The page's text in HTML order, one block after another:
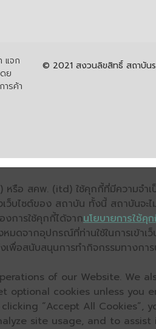
แจก
ย
ารค้า
© 2021 สงวนลิขสิทธิ์ สถาบันร
หรือ สคพ. (itd) ใช้คุกกี้ที่มีความจำ
ว็บไซต์ของ สถาบัน ทั้งนี้ สถาบันจ
การใช้คุกกี้ได้จากนโยบายการใช้คุ
ดจากอุปกรณ์ที่ท่านใช้ในการเข้าเ
เพื่อสนับสนุนการทำกิจกรรมทางก
of our Website. We
optional cookies unless you
clicking “Accept All
site usage, and to